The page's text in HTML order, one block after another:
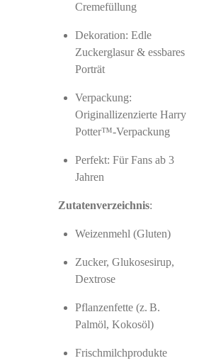
Cremefüllung
Dekoration: Edle
Zuckerglasur & essbares
Porträt
Verpackung:
Originallizenzierte Harry
Potter™‑Verpackung
Perfekt: Für Fans ab 3
Jahren
Zutatenverzeichnis:
Weizenmehl (Gluten)
Zucker, Glukosesirup,
Dextrose
Pflanzenfette (z. B.
Palmöl, Kokosöl)
Frischmilchprodukte